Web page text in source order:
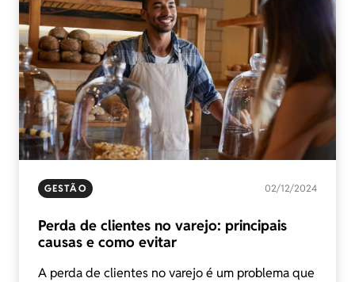
GESTÃO 02/12/2024
Perda de clientes no varejo: principais
causas e como evitar
A perda de clientes no varejo é um problema que